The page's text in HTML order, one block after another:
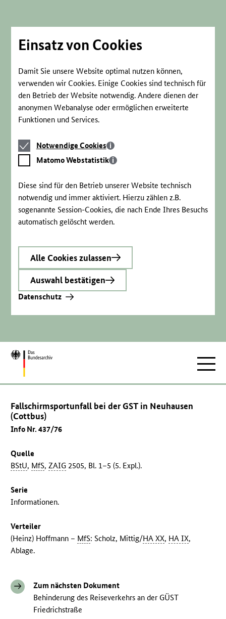
Einsatz von Cookies
Damit Sie unsere Website optimal nutzen können,
verwenden wir Cookies. Einige Cookies sind technisch für
den Betrieb der Website notwendig. Andere dienen der
anonymen Webanalyse oder ermöglichen erweiterte
Funktionen und Services.
Notwendige
Cookies
Notwendige Cookies
Matomo
Webstatistik
Matomo Webstatistik
Diese sind für den Betrieb unserer Website technisch
notwendig und immer aktiviert. Hierzu zählen z.B.
sogenannte Session-Cookies, die nach Ende Ihres Besuchs
automatisch gelöscht werden.
Alle Cookies zulassen
Auswahl bestätigen
Datenschutz
Zur
Fallschirmsportunfall bei der GST in Neuhausen
(Cottbus)
Info Nr. 437/76
Quelle
BStU, MfS,ZAIG 2505, Bl. 1–5 (5. Expl.).
Serie
Informationen.
Verteiler
(Heinz) Hoffmann – MfS: Scholz, Mittig/HA XX, HA IX,
Ablage.
Zum nächsten Dokument
Behinderung des Reiseverkehrs an der GÜST
Friedrichstraße